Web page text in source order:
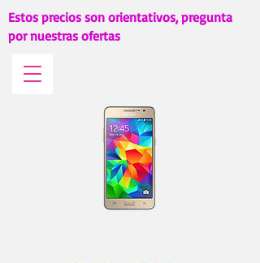
Estos precios son orientativos, pregunta
por nuestras ofertas